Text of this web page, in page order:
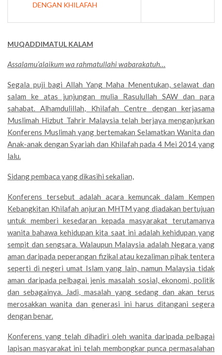
DENGAN KHILAFAH
MUQADDIMATUL KALAM
Assalamu’alaikum wa rahmatullahi wabarakatuh…
Segala puji bagi Allah Yang Maha Menentukan, selawat dan
salam ke atas junjungan mulia Rasulullah SAW dan para
sahabat. Alhamdulillah, Khilafah Centre dengan kerjasama
Muslimah Hizbut Tahrir Malaysia telah berjaya menganjurkan
Konferens Muslimah yang bertemakan Selamatkan Wanita dan
Anak-anak dengan Syariah dan Khilafah pada 4 Mei 2014 yang
lalu.
Sidang pembaca yang dikasihi sekalian,
Konferens tersebut adalah acara kemuncak dalam Kempen
Kebangkitan Khilafah anjuran MHTM yang diadakan bertujuan
untuk memberi kesedaran kepada masyarakat terutamanya
wanita bahawa kehidupan kita saat ini adalah kehidupan yang
sempit dan sengsara. Walaupun Malaysia adalah Negara yang
aman daripada peperangan fizikal atau kezaliman pihak tentera
seperti di negeri umat Islam yang lain, namun Malaysia tidak
aman daripada pelbagai jenis masalah sosial, ekonomi, politik
dan sebagainya. Jadi, masalah yang sedang dan akan terus
merosakkan wanita dan generasi ini harus ditangani segera
dengan benar.
Konferens yang telah dihadiri oleh wanita daripada pelbagai
lapisan masyarakat ini telah membongkar punca permasalahan